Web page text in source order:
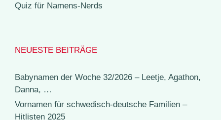
Quiz für Namens-Nerds
NEUESTE BEITRÄGE
Babynamen der Woche 32/2026 – Leetje, Agathon,
Danna, …
Vornamen für schwedisch-deutsche Familien –
Hitlisten 2025